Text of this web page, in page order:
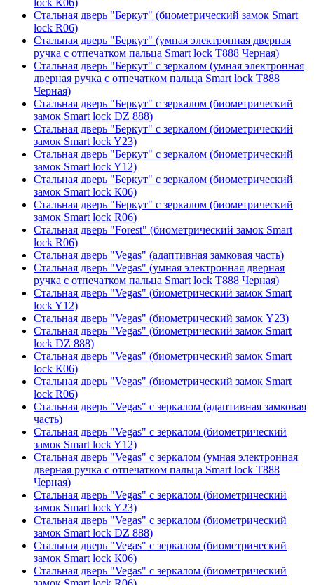
Стальная дверь "Беркут" (биометрический замок Smart
lock R06)
Стальная дверь "Беркут" (умная электронная дверная
ручка с отпечатком пальца Smart lock T888 Черная)
Стальная дверь "Беркут" с зеркалом (умная электронная
дверная ручка с отпечатком пальца Smart lock T888
Черная)
Стальная дверь "Беркут" с зеркалом (биометрический
замок Smart lock DZ 888)
Стальная дверь "Беркут" с зеркалом (биометрический
замок Smart lock Y23)
Стальная дверь "Беркут" с зеркалом (биометрический
замок Smart lock Y12)
Стальная дверь "Беркут" с зеркалом (биометрический
замок Smart lock К06)
Стальная дверь "Беркут" с зеркалом (биометрический
замок Smart lock R06)
Стальная дверь "Forest" (биометрический замок Smart
lock R06)
Стальная дверь "Vegas" (адаптивная замковая часть)
Стальная дверь "Vegas" (умная электронная дверная
ручка с отпечатком пальца Smart lock T888 Черная)
Стальная дверь "Vegas" (биометрический замок Smart
lock Y12)
Стальная дверь "Vegas" (биометрический замок Y23)
Стальная дверь "Vegas" (биометрический замок Smart
lock DZ 888)
Стальная дверь "Vegas" (биометрический замок Smart
lock К06)
Стальная дверь "Vegas" (биометрический замок Smart
lock R06)
Стальная дверь "Vegas" с зеркалом (адаптивная замковая
часть)
Стальная дверь "Vegas" с зеркалом (биометрический
замок Smart lock Y12)
Стальная дверь "Vegas" с зеркалом (умная электронная
дверная ручка с отпечатком пальца Smart lock T888
Черная)
Стальная дверь "Vegas" с зеркалом (биометрический
замок Smart lock Y23)
Стальная дверь "Vegas" с зеркалом (биометрический
замок Smart lock DZ 888)
Стальная дверь "Vegas" с зеркалом (биометрический
замок Smart lock К06)
Стальная дверь "Vegas" с зеркалом (биометрический